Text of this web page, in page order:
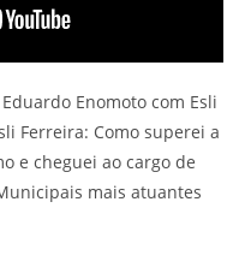
Enomoto com Esli
Ferreira: Como superei a
e cheguei ao cargo de
mais atuantes